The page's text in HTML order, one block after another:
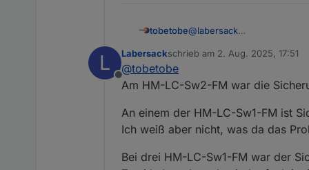
tobetobe@labersack
schön, dass es dein
Reparatur versuchen,
Deinen ersten Post habe
Vielen Dank & Gruß
L
Offline
Labersackschrieb am 2. Aug. 2025, 17:51
zuletzt editiert von
@tobetobe
Am HM-LC-Sw2-FM war die
An einem der HM-LC-Sw1-FM ist
Ich weiß aber nicht, was da das
Bei drei HM-LC-Sw1-FM war der